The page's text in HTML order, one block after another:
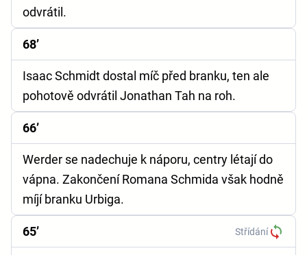
odvrátil.
68’
Isaac Schmidt dostal míč před branku, ten ale
pohotově odvrátil Jonathan Tah na roh.
66’
Werder se nadechuje k náporu, centry létají do
vápna. Zakončení Romana Schmida však hodně
míjí branku Urbiga.
65’ Střídání